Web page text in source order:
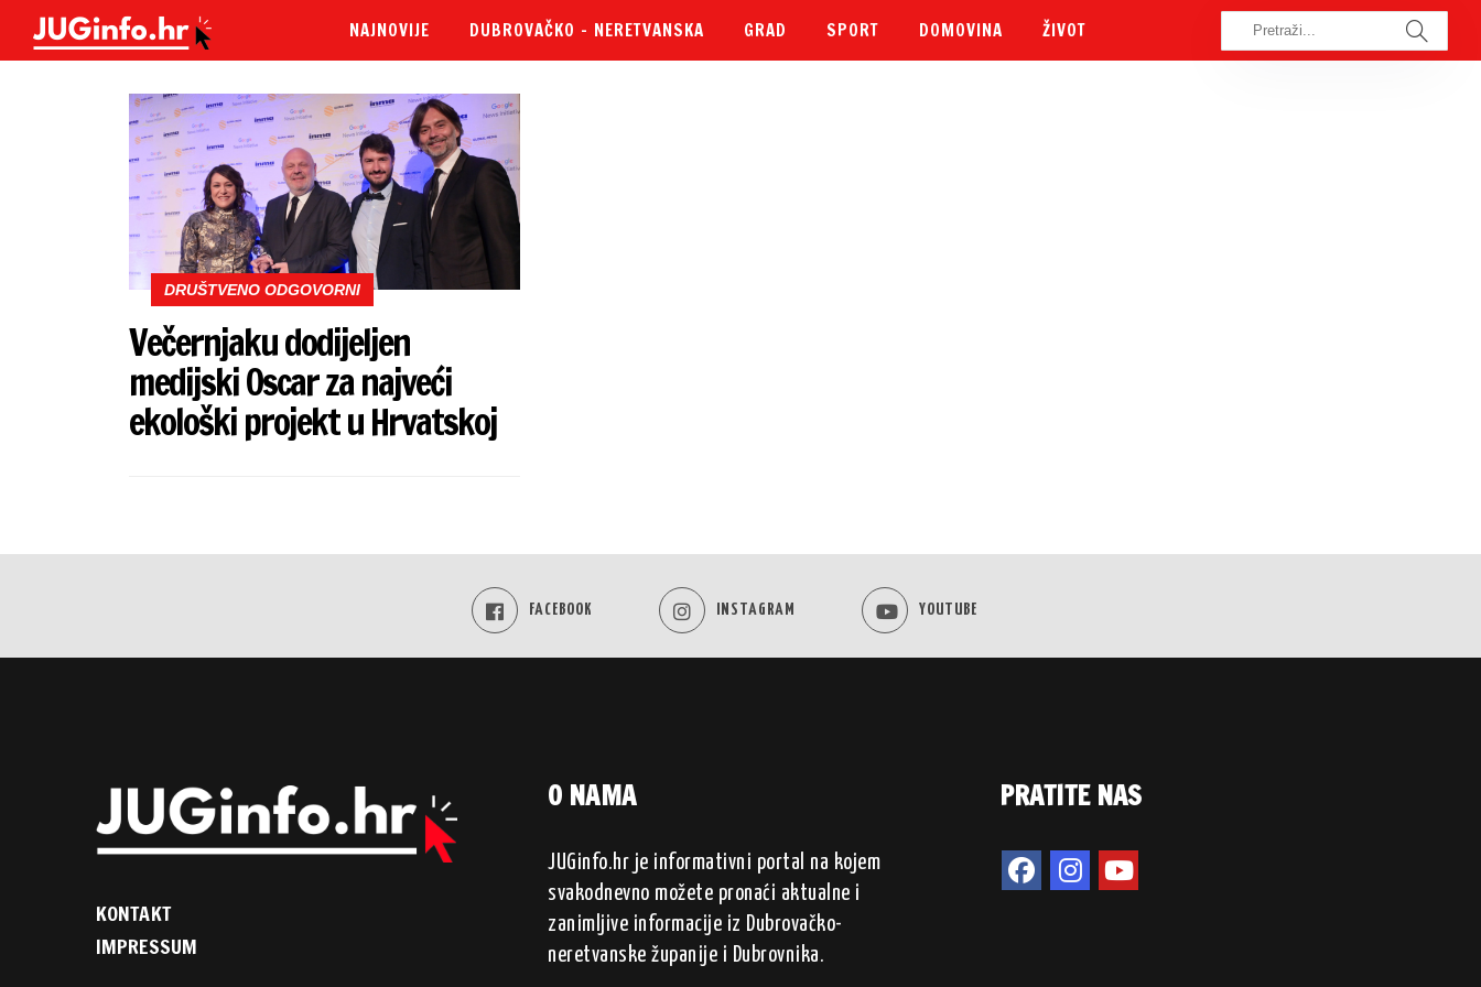
NAJNOVIJE DUBROVAČKO – NERETVANSKA GRAD SPORT DOMOVINA ŽIVOT
DRUŠTVENO ODGOVORNI
Večernjaku dodijeljen
medijski Oscar za najveći
ekološki projekt u Hrvatskoj
FACEBOOK INSTAGRAM YOUTUBE
KONTAKT
IMPRESSUM
O NAMA
JUGinfo.hr je informativni portal na kojem
svakodnevno možete pronaći aktualne i
zanimljive informacije iz Dubrovačko-
neretvanske županije i Dubrovnika.
PRATITE NAS